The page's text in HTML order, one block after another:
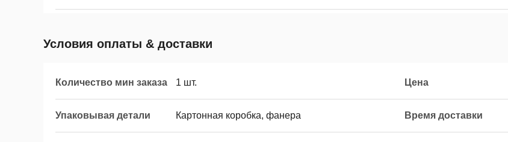
Условия оплаты & доставки
Количество мин заказа 1 шт. Цена
Упаковывая детали Картонная коробка, фанера Время доставки